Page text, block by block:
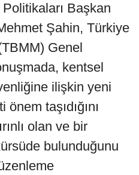
Başkan
Şahin, Türkiye
Genel
kentsel
ilişkin yeni
taşıdığını
olan ve bir
bulunduğunu